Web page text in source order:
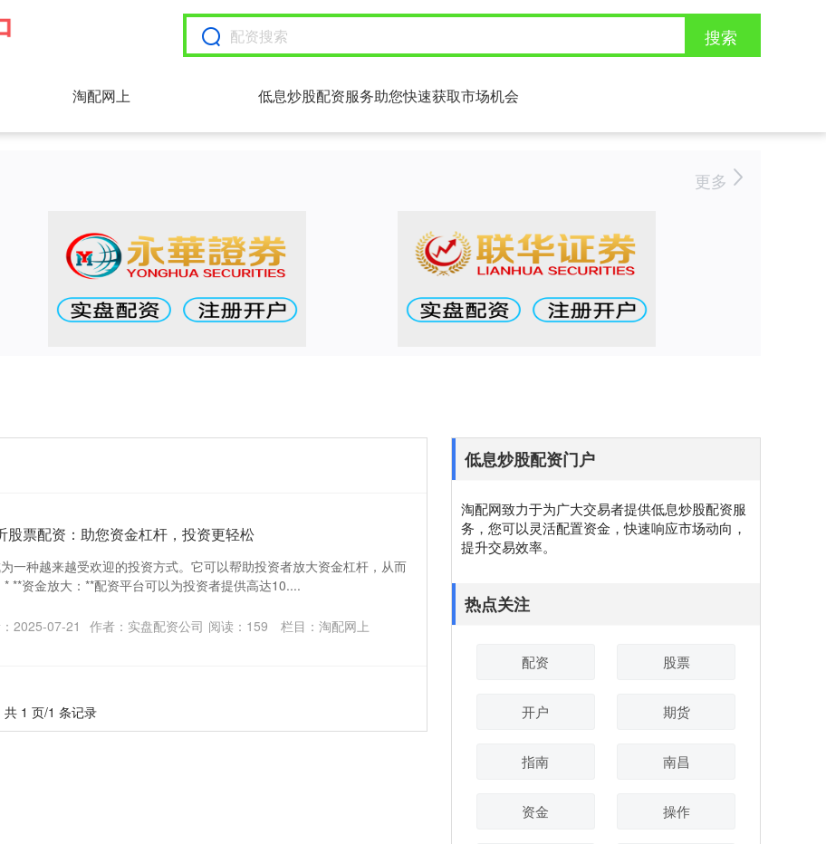
搜索
淘配网上 低息炒股配资服务助您快速获取市场机会
更多
股票配资：助您资金杠杆，投资更轻松
一种越来越受欢迎的投资方式。它可以帮助投资者放大资金杠杆，从而
**资金放大：**配资平台可以为投资者提供高达10....
2025-07-21 作者：实盘配资公司 阅读： 159 栏目： 淘配网上
共 1 页/1 条记录
低息炒股配资门户
淘配网致力于为广大交易者提供低息炒股配资服
务，您可以灵活配置资金，快速响应市场动向，
提升交易效率。
热点关注
配资 股票
开户 期货
指南 南昌
资金 操作